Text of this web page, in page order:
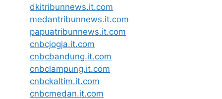
dkitribunnews.it.com
medantribunnews.it.com
papuatribunnews.it.com
cnbcjogja.it.com
cnbcbandung.it.com
cnbclampung.it.com
cnbckaltim.it.com
cnbcmedan.it.com